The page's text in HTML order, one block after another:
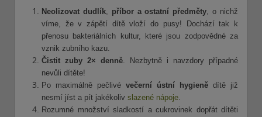
Neolizovat dudlík, příbor a ostatní předměty, o nichž
víme, že v zápětí dítě vloží do pusy! Dochází tak k
přenosu bakteriálních kultur, které jsou zodpovědné za
vznik zubního kazu.
Čistit zuby 2× denně. Nezbytně i navzdory případné
nevůli dítěte!
Po maximálně pečlivé večerní ústní hygieně dítě již
nesmí jíst a pít jakékoliv slazené nápoje.
Rozumné množství sladkostí a cukrovinek dopřát dítěti